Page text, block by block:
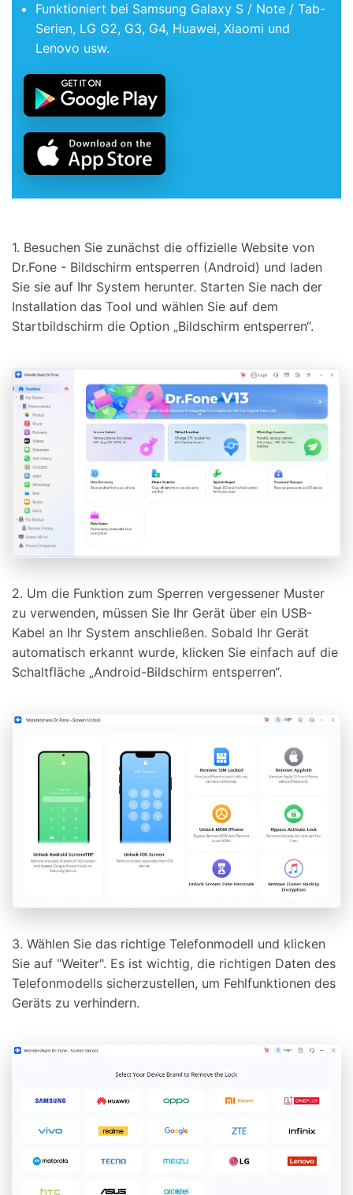
Funktioniert bei Samsung Galaxy S / Note / Tab-
Serien, LG G2, G3, G4, Huawei, Xiaomi und
Lenovo usw.
1. Besuchen Sie zunächst die offizielle Website von
Dr.Fone - Bildschirm entsperren (Android) und laden
Sie sie auf Ihr System herunter. Starten Sie nach der
Installation das Tool und wählen Sie auf dem
Startbildschirm die Option „Bildschirm entsperren“.
2. Um die Funktion zum Sperren vergessener Muster
zu verwenden, müssen Sie Ihr Gerät über ein USB-
Kabel an Ihr System anschließen. Sobald Ihr Gerät
automatisch erkannt wurde, klicken Sie einfach auf die
Schaltfläche „Android-Bildschirm entsperren“.
3. Wählen Sie das richtige Telefonmodell und klicken
Sie auf "Weiter". Es ist wichtig, die richtigen Daten des
Telefonmodells sicherzustellen, um Fehlfunktionen des
Geräts zu verhindern.